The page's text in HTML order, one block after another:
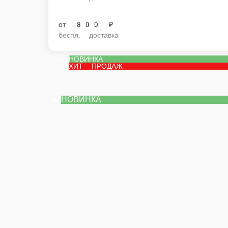
от 800 ₽
беспл. доставка
НОВИНКА
ХИТ ПРОДАЖ
НОВИНКА